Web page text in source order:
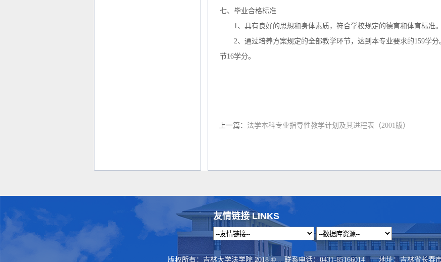
七、毕业合格标准
1、具有良好的思想和身体素质，符合学校规定的德育和体育标准。
2、通过培养方案规定的全部教学环节，达到本专业要求的159学分
节16学分。
上一篇： 法学本科专业指导性教学计划及其进程表（2001版）
友情链接 LINKS
版权所有：吉林大学法学院 2018 © 联系电话：0431-85166014 地址：吉林省长春